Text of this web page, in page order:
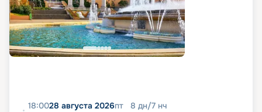
18:0028 августа 2026пт 8 дн/7 нч